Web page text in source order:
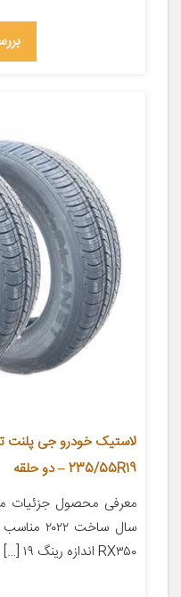
235/55R19 – دو حلقه
سال
RX۳۵۰ اندازه رینگ ۱۹ […]